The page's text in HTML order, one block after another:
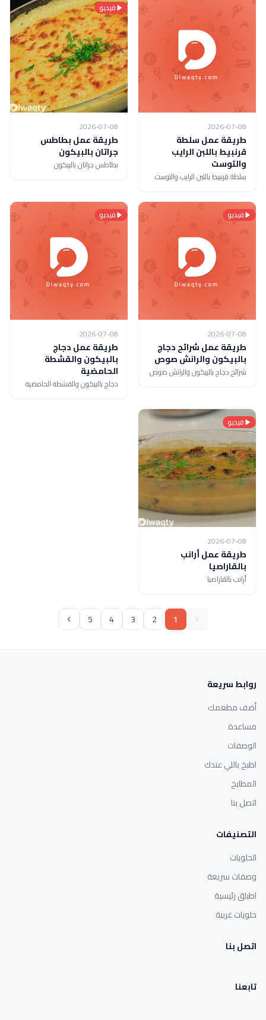
2026-07-08
طريقة عمل سلطة
قرنبيط باللبن الرايب
والتوست
سلطة قرنبيط باللبن الرايب والتوست
فيديو
2026-07-08
طريقة عمل بطاطس
جراتان بالبيكون
بطاطس جراتان بالبيكون
فيديو
2026-07-08
طريقة عمل شرائح دجاج
بالبيكون والرانش صوص
شرائح دجاج بالبيكون والرانش صوص
فيديو
2026-07-08
طريقة عمل دجاج
بالبيكون والقشطة
الحامضية
دجاج بالبيكون والقشطة الحامضية
فيديو
2026-07-08
طريقة عمل أرانب
بالقاراصيا
أرانب بالقاراصيا
1
2
3
4
5
روابط سريعة
أضف مطعمك
مساعدة
الوصفات
اطبخ باللي عندك
المطابخ
اتصل بنا
التصنيفات
الحلويات
وصفات سريعة
اطباق رئيسية
حلويات غربية
اتصل بنا
تابعنا